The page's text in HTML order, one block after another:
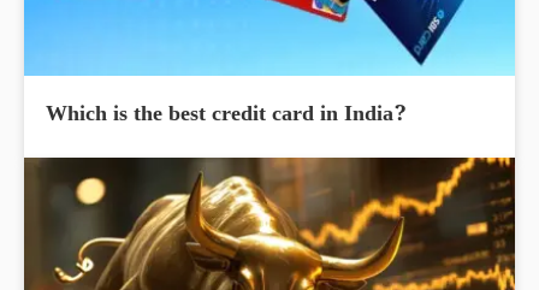
Which is the best credit card in India?